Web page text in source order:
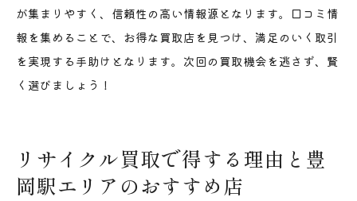
が集まりやすく、信頼性の高い情報源となります。口コミ情
報を集めることで、お得な買取店を見つけ、満足のいく取引
を実現する手助けとなります。次回の買取機会を逃さず、賢
く選びましょう！
リサイクル買取で得する理由と豊
岡駅エリアのおすすめ店